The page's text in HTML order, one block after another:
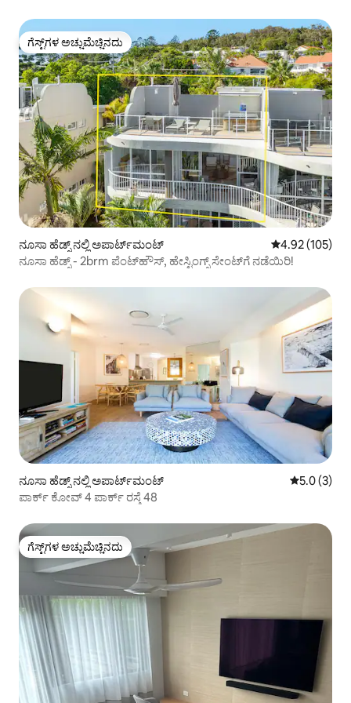
ಗೆಸ್ಟ್‌ಗಳ ಅಚ್ಚುಮೆಚ್ಚಿನದು
ಗೆಸ್ಟ್‌ಗಳ ಅಚ್ಚುಮೆಚ್ಚಿನದು
ನೂಸಾ ಹೆಡ್ಸ್ ನಲ್ಲಿ ಅಪಾರ್ಟ್‌ಮಂಟ್ 5 ರಲ್ಲಿ 4.92
4.92 (105)
ನೂಸಾ ಹೆಡ್ಸ್ - 2brm ಪೆಂಟ್‌ಹೌಸ್, ಹೇಸ್ಟಿಂಗ್ಸ್ ಸೇಂಟ್‌ಗೆ ನಡೆಯಿರಿ!
ನೂಸಾ ಹೆಡ್ಸ್ ನಲ್ಲಿ ಅಪಾರ್ಟ್‌ಮಂಟ್ 5 ರಲ್ಲಿ 5.0
5.0 (3)
ಪಾರ್ಕ್ ಕೋವ್ 4 ಪಾರ್ಕ್ ರಸ್ತೆ 48
ಗೆಸ್ಟ್‌ಗಳ ಅಚ್ಚುಮೆಚ್ಚಿನದು
ಗೆಸ್ಟ್‌ಗಳ ಅಚ್ಚುಮೆಚ್ಚಿನದು